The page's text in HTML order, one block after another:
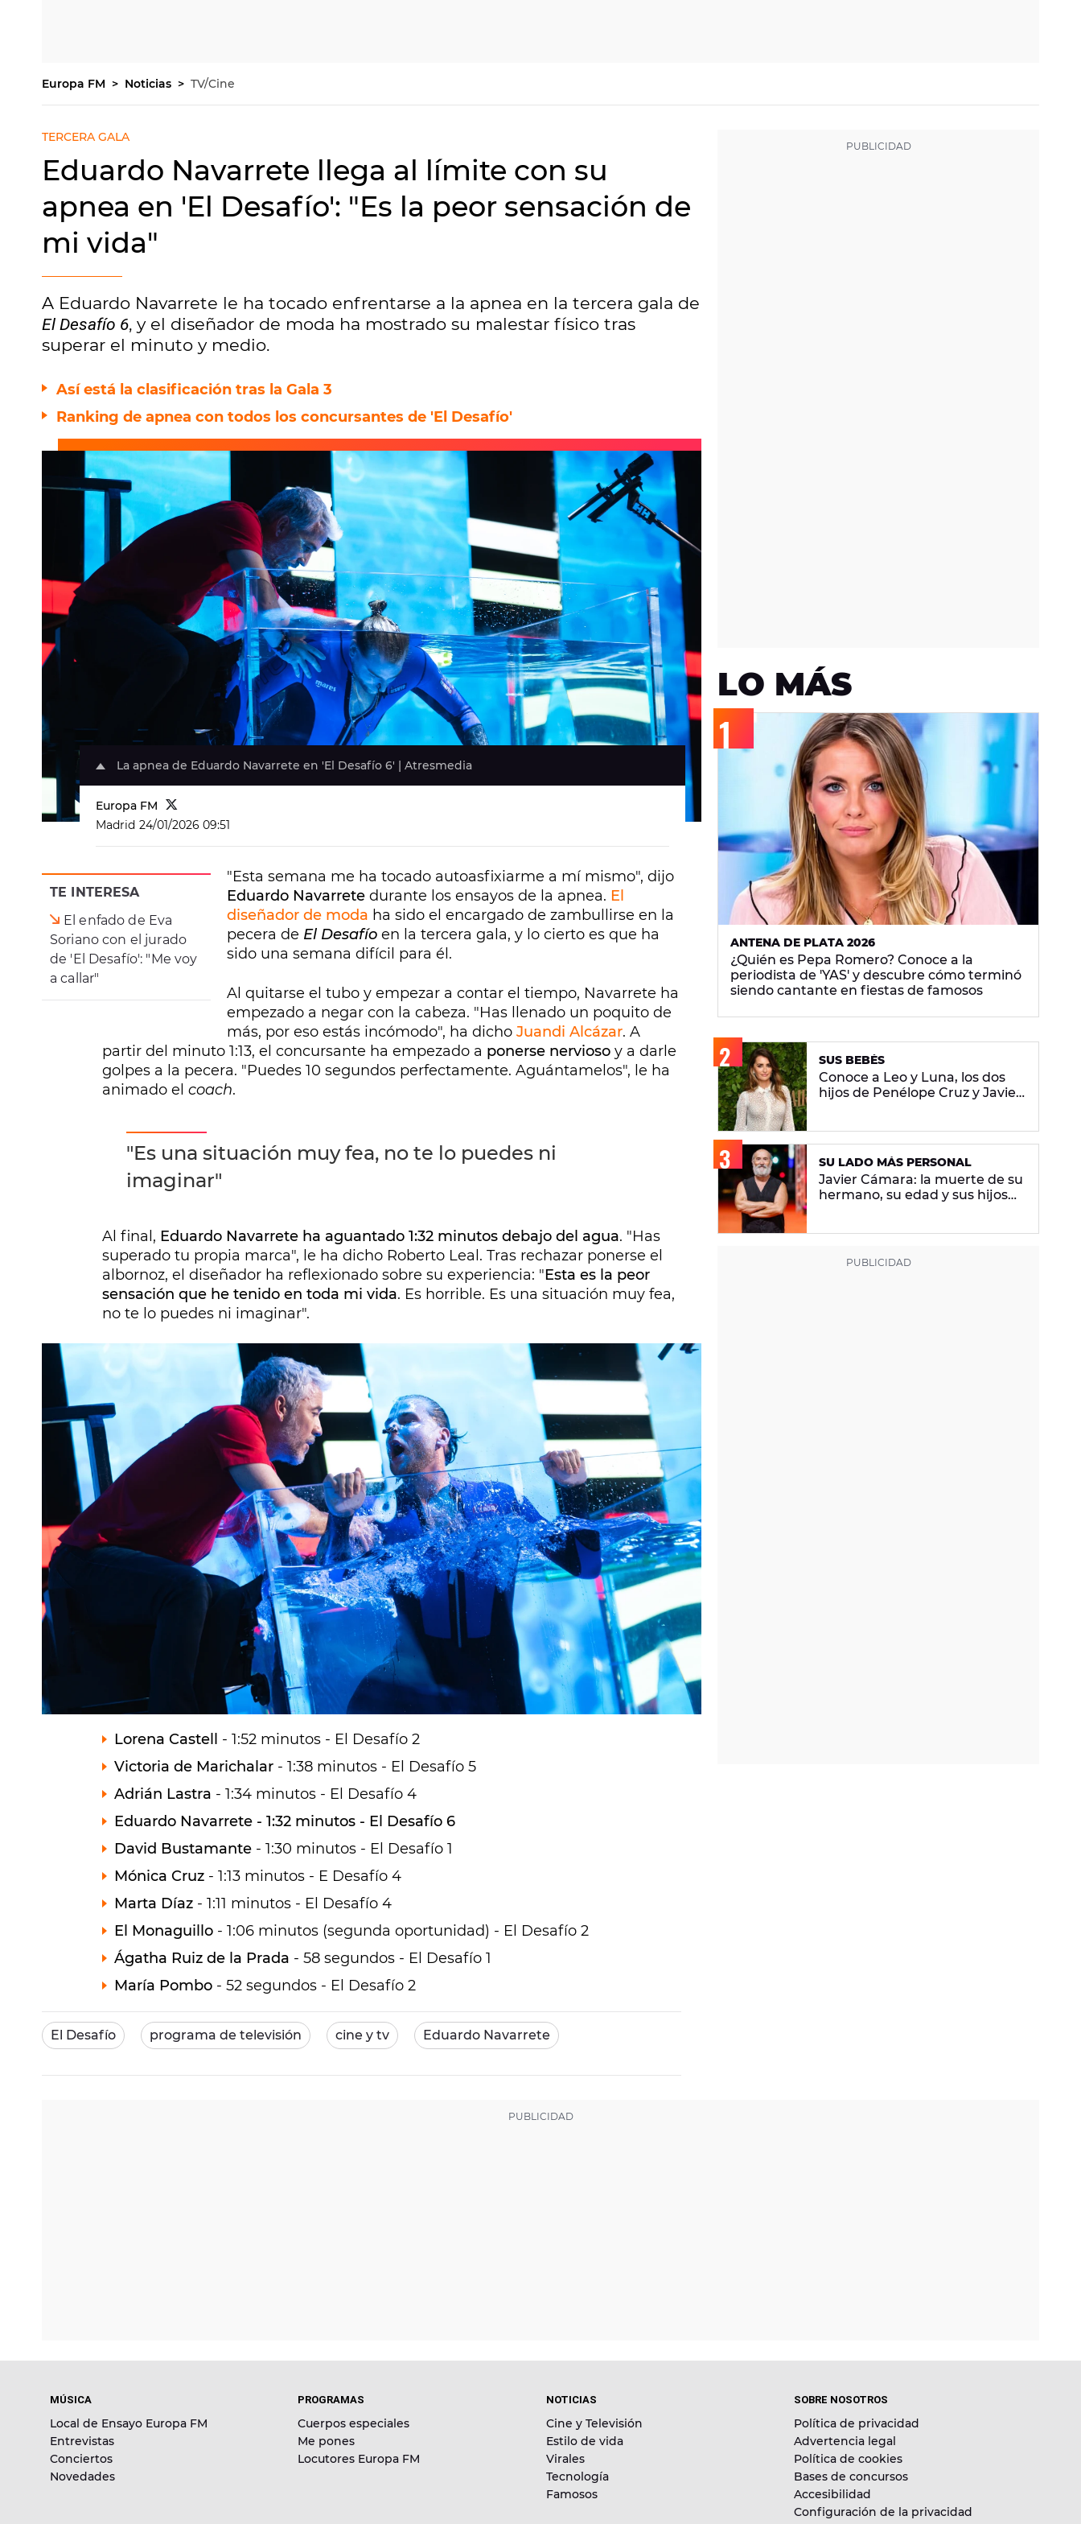
Europa FM Noticias TV/Cine
TERCERA GALA
Eduardo Navarrete llega al límite con su
apnea en 'El Desafío': "Es la peor sensación de
mi vida"
A Eduardo Navarrete le ha tocado enfrentarse a la apnea en la tercera gala de
El Desafío 6, y el diseñador de moda ha mostrado su malestar físico tras
superar el minuto y medio.
Así está la clasificación tras la Gala 3
Ranking de apnea con todos los concursantes de 'El Desafío'
La apnea de Eduardo Navarrete en 'El Desafío 6' | Atresmedia
Europa FM
Madrid 24/01/2026 09:51
TE INTERESA
El enfado de Eva
Soriano con el jurado
de 'El Desafío': "Me voy
a callar"
"Esta semana me ha tocado autoasfixiarme a mí mismo", dijo
Eduardo Navarrete durante los ensayos de la apnea. El
diseñador de moda ha sido el encargado de zambullirse en la
pecera de El Desafío en la tercera gala, y lo cierto es que ha
sido una semana difícil para él.
Al quitarse el tubo y empezar a contar el tiempo, Navarrete ha
empezado a negar con la cabeza. "Has llenado un poquito de
más, por eso estás incómodo", ha dicho Juandi Alcázar. A
partir del minuto 1:13, el concursante ha empezado a ponerse nervioso y a darle
golpes a la pecera. "Puedes 10 segundos perfectamente. Aguántamelos", le ha
animado el coach.
"Es una situación muy fea, no te lo puedes ni
imaginar"
Al final, Eduardo Navarrete ha aguantado 1:32 minutos debajo del agua. "Has
superado tu propia marca", le ha dicho Roberto Leal. Tras rechazar ponerse el
albornoz, el diseñador ha reflexionado sobre su experiencia: "Esta es la peor
sensación que he tenido en toda mi vida. Es horrible. Es una situación muy fea,
no te lo puedes ni imaginar".
El jurado le ha otorgado8 puntos
, por lo que Navarrete ha quedado el sexto
clasificado en la tercera gala. En cuanto a la clasificación general, sigue
ocupando el último puesto.
Últimos puestos del ranking de apnea en 'El Desafío'
Lorena Castell
- 1:52 minutos - El Desafío 2
Victoria de Marichalar - 1:38 minutos - El Desafío 5
Adrián Lastra - 1:34 minutos - El Desafío 4
Eduardo Navarrete - 1:32 minutos - El Desafío 6
David Bustamante - 1:30 minutos - El Desafío 1
Mónica Cruz - 1:13 minutos - E Desafío 4
Marta Díaz - 1:11 minutos - El Desafío 4
El Monaguillo - 1:06 minutos (segunda oportunidad) - El Desafío 2
Ágatha Ruiz de la Prada - 58 segundos - El Desafío 1
María Pombo - 52 segundos - El Desafío 2
El Desafío programa de televisión cine y tv Eduardo Navarrete
LO MÁS
ANTENA DE PLATA 2026
¿Quién es Pepa Romero? Conoce a la
periodista de 'YAS' y descubre cómo terminó
siendo cantante en fiestas de famosos
SUS BEBÉS
Conoce a Leo y Luna, los dos
hijos de Penélope Cruz y Javier
SU LADO MÁS PERSONAL
Javier Cámara: la muerte de su
hermano, su edad y sus hijos
MÚSICA
Local de Ensayo Europa FM
Entrevistas
Conciertos
Novedades
PROGRAMAS
Cuerpos especiales
Me pones
Locutores Europa FM
NOTICIAS
Cine y Televisión
Estilo de vida
Virales
Tecnología
Famosos
SOBRE NOSOTROS
Política de privacidad
Advertencia legal
Política de cookies
Bases de concursos
Accesibilidad
Configuración de la privacidad